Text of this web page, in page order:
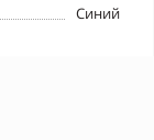
Синий